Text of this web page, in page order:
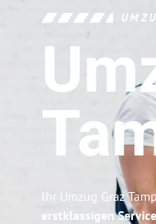
Ihr Umzug Graz
erstklassigen Service